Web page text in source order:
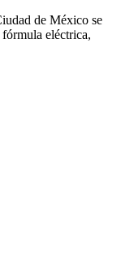
de México se
fórmula eléctrica,